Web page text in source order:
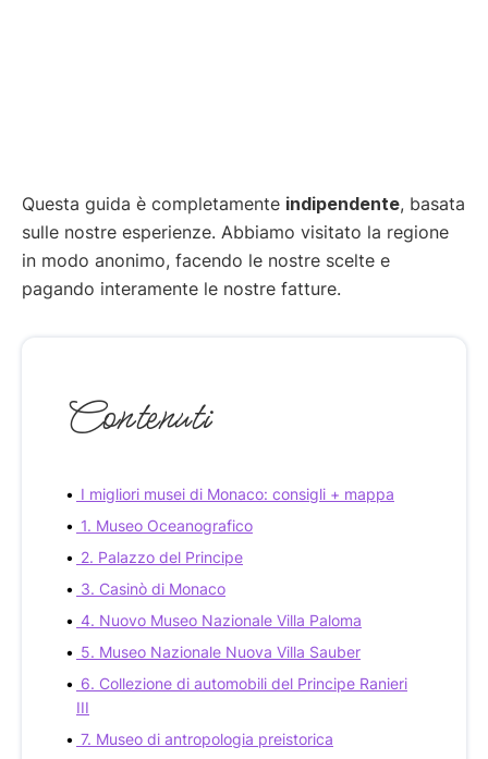
Questa guida è completamente indipendente, basata
sulle nostre esperienze. Abbiamo visitato la regione
in modo anonimo, facendo le nostre scelte e
pagando interamente le nostre fatture.
Contenuti
I migliori musei di Monaco: consigli + mappa
1. Museo Oceanografico
2. Palazzo del Principe
3. Casinò di Monaco
4. Nuovo Museo Nazionale Villa Paloma
5. Museo Nazionale Nuova Villa Sauber
6. Collezione di automobili del Principe Ranieri
III
7. Museo di antropologia preistorica